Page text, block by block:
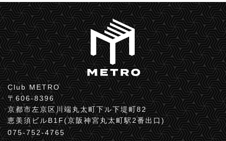
Club METRO
〒606-8396
京都市左京区川端丸太町下ル下堤町82
恵美須ビルB1F(京阪神宮丸太町駅2番出口)
075-752-4765